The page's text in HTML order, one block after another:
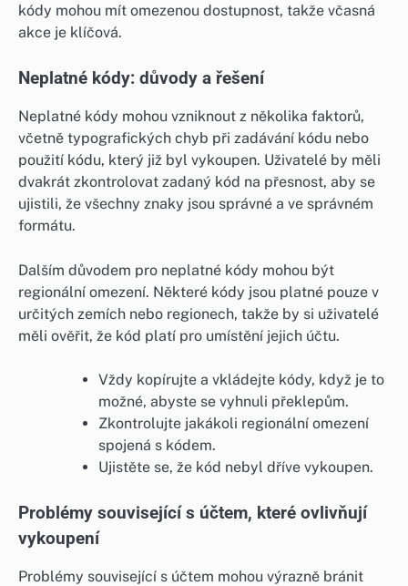
kódy mohou mít omezenou dostupnost, takže včasná
akce je klíčová.
Neplatné kódy: důvody a řešení
Neplatné kódy mohou vzniknout z několika faktorů,
včetně typografických chyb při zadávání kódu nebo
použití kódu, který již byl vykoupen. Uživatelé by měli
dvakrát zkontrolovat zadaný kód na přesnost, aby se
ujistili, že všechny znaky jsou správné a ve správném
formátu.
Dalším důvodem pro neplatné kódy mohou být
regionální omezení. Některé kódy jsou platné pouze v
určitých zemích nebo regionech, takže by si uživatelé
měli ověřit, že kód platí pro umístění jejich účtu.
Vždy kopírujte a vkládejte kódy, když je to
možné, abyste se vyhnuli překlepům.
Zkontrolujte jakákoli regionální omezení
spojená s kódem.
Ujistěte se, že kód nebyl dříve vykoupen.
Problémy související s účtem, které ovlivňují
vykoupení
Problémy související s účtem mohou výrazně bránit